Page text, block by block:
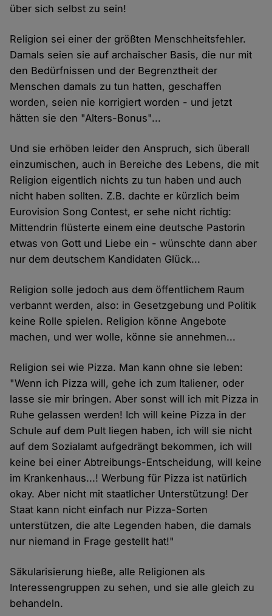
über sich selbst zu sein!
Religion sei einer der größten Menschheitsfehler.
Damals seien sie auf archaischer Basis, die nur mit
den Bedürfnissen und der Begrenztheit der
Menschen damals zu tun hatten, geschaffen
worden, seien nie korrigiert worden - und jetzt
hätten sie den "Alters-Bonus"...
Und sie erhöben leider den Anspruch, sich überall
einzumischen, auch in Bereiche des Lebens, die mit
Religion eigentlich nichts zu tun haben und auch
nicht haben sollten. Z.B. dachte er kürzlich beim
Eurovision Song Contest, er sehe nicht richtig:
Mittendrin flüsterte einem eine deutsche Pastorin
etwas von Gott und Liebe ein - wünschte dann aber
nur dem deutschem Kandidaten Glück...
Religion solle jedoch aus dem öffentlichem Raum
verbannt werden, also: in Gesetzgebung und Politik
keine Rolle spielen. Religion könne Angebote
machen, und wer wolle, könne sie annehmen...
Religion sei wie Pizza. Man kann ohne sie leben:
"Wenn ich Pizza will, gehe ich zum Italiener, oder
lasse sie mir bringen. Aber sonst will ich mit Pizza in
Ruhe gelassen werden! Ich will keine Pizza in der
Schule auf dem Pult liegen haben, ich will sie nicht
auf dem Sozialamt aufgedrängt bekommen, ich will
keine bei einer Abtreibungs-Entscheidung, will keine
im Krankenhaus...! Werbung für Pizza ist natürlich
okay. Aber nicht mit staatlicher Unterstützung! Der
Staat kann nicht einfach nur Pizza-Sorten
unterstützen, die alte Legenden haben, die damals
nur niemand in Frage gestellt hat!"
Säkularisierung hieße, alle Religionen als
Interessengruppen zu sehen, und sie alle gleich zu
behandeln.